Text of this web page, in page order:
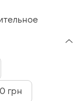
грн